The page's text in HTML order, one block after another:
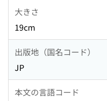
大きさ
19cm
出版地（国名コード）
JP
本文の言語コード